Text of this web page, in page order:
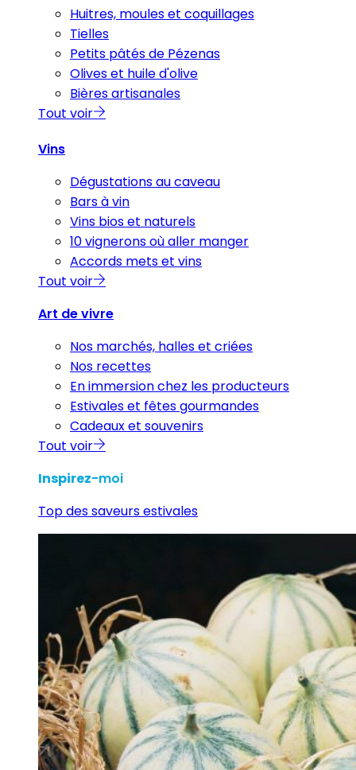
Huitres, moules et coquillages
Tielles
Petits pâtés de Pézenas
Olives et huile d'olive
Bières artisanales
Tout voir
Vins
Dégustations au caveau
Bars à vin
Vins bios et naturels
10 vignerons où aller manger
Accords mets et vins
Tout voir
Art de vivre
Nos marchés, halles et criées
Nos recettes
En immersion chez les producteurs
Estivales et fêtes gourmandes
Cadeaux et souvenirs
Tout voir
Inspirez-moi
Top des saveurs estivales